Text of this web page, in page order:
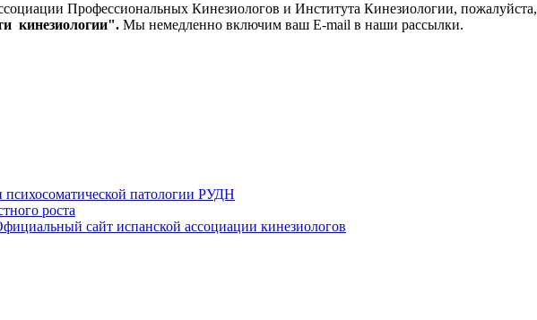
Профессиональных Кинезиологов и Института Кинезиологии, пожалуйста,
кинезиологии". Мы немедленно включим ваш E-mail в наши рассылки.
патологии РУДН
роста
сайт испанской ассоциации кинезиологов